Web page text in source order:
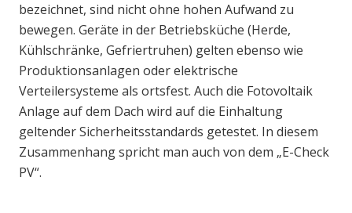
bezeichnet, sind nicht ohne hohen Aufwand zu
bewegen. Geräte in der Betriebsküche (Herde,
Kühlschränke, Gefriertruhen) gelten ebenso wie
Produktionsanlagen oder elektrische
Verteilersysteme als ortsfest. Auch die Fotovoltaik
Anlage auf dem Dach wird auf die Einhaltung
geltender Sicherheitsstandards getestet. In diesem
Zusammenhang spricht man auch von dem „E-Check
PV“.